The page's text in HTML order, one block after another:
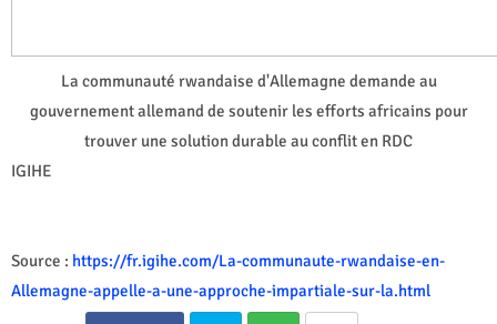
La communauté rwandaise d'Allemagne demande au
gouvernement allemand de soutenir les efforts africains pour
trouver une solution durable au conflit en RDC
IGIHE
Source : https://fr.igihe.com/La-communaute-rwandaise-en-
Allemagne-appelle-a-une-approche-impartiale-sur-la.html